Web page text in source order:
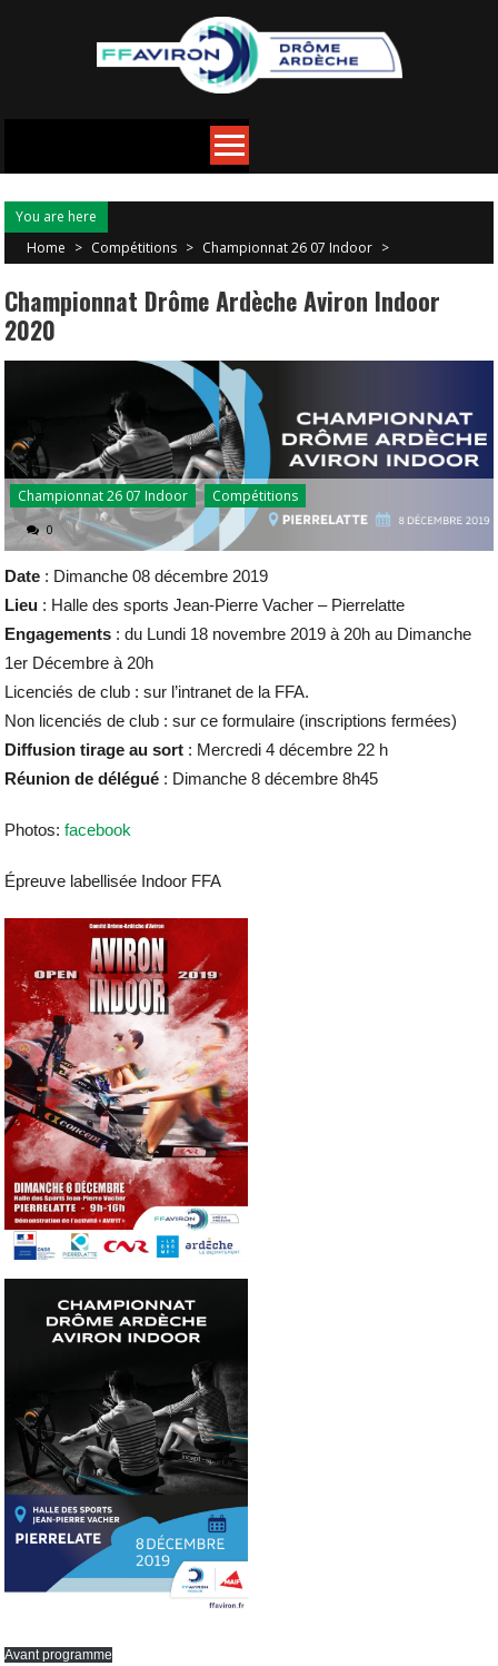
You are here
Home > Compétitions > Championnat 26 07 Indoor >
Championnat Drôme Ardèche Aviron Indoor
2020
Championnat 26 07 Indoor Compétitions
0
Date : Dimanche 08 décembre 2019
Lieu : Halle des sports Jean-Pierre Vacher – Pierrelatte
Engagements : du Lundi 18 novembre 2019 à 20h au Dimanche
1er Décembre à 20h
Licenciés de club : sur l’intranet de la FFA.
Non licenciés de club : sur ce formulaire (inscriptions fermées)
Diffusion tirage au sort : Mercredi 4 décembre 22 h
Réunion de délégué : Dimanche 8 décembre 8h45
Photos:facebook
Épreuve labellisée Indoor FFA
Avant programme